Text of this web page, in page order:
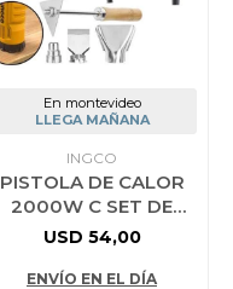
En montevideo
LLEGA MAÑANA
INGCO
PISTOLA DE CALOR
2000W C SET DE
BOQUILLAS
USD 54,00
ENVÍO EN EL DÍA